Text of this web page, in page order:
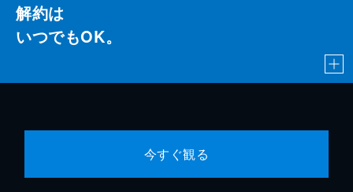
解約は
いつでもOK。
今すぐ観る